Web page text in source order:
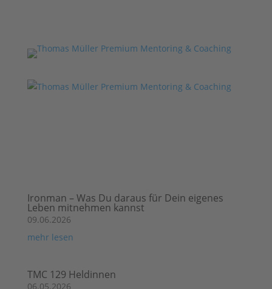
Ironman – Was Du daraus für Dein eigenes
Leben mitnehmen kannst
09.06.2026
mehr lesen
TMC 129 Heldinnen
06.05.2026